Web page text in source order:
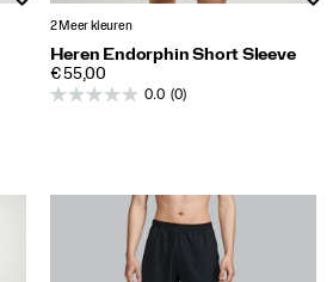
2 Meer kleuren
Heren Endorphin Short Sleeve
PRICE
€ 55,00
0.0 (0)